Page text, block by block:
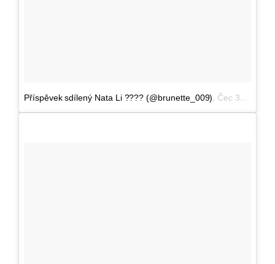
Příspěvek sdílený Nata Li ???? (@brunette_009), Čec 30, 2016 v 1:18 PDT